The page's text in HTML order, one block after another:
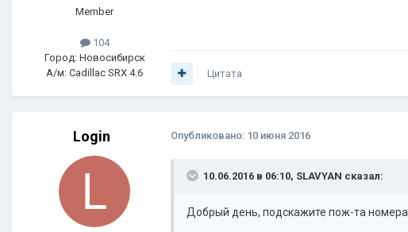
Member
104
Город: Новосибирск
А/м: Cadillac SRX 4.6
Цитата
Login Опубликовано: 10 июня 2016
10.06.2016 в 06:10, SLAVYAN сказал:
Добрый день, подскажите пож-та